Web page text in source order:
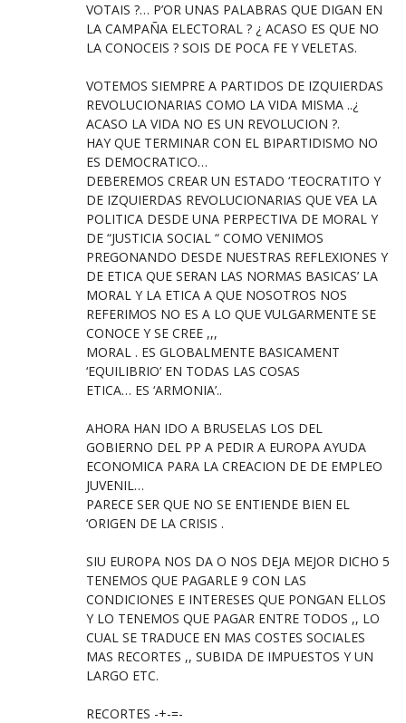
VOTAIS ?… P’OR UNAS PALABRAS QUE DIGAN EN
LA CAMPAÑA ELECTORAL ? ¿ ACASO ES QUE NO
LA CONOCEIS ? SOIS DE POCA FE Y VELETAS.
VOTEMOS SIEMPRE A PARTIDOS DE IZQUIERDAS
REVOLUCIONARIAS COMO LA VIDA MISMA ..¿
ACASO LA VIDA NO ES UN REVOLUCION ?.
HAY QUE TERMINAR CON EL BIPARTIDISMO NO
ES DEMOCRATICO…
DEBEREMOS CREAR UN ESTADO ‘TEOCRATITO Y
DE IZQUIERDAS REVOLUCIONARIAS QUE VEA LA
POLITICA DESDE UNA PERPECTIVA DE MORAL Y
DE “JUSTICIA SOCIAL “ COMO VENIMOS
PREGONANDO DESDE NUESTRAS REFLEXIONES Y
DE ETICA QUE SERAN LAS NORMAS BASICAS’ LA
MORAL Y LA ETICA A QUE NOSOTROS NOS
REFERIMOS NO ES A LO QUE VULGARMENTE SE
CONOCE Y SE CREE ,,,
MORAL . ES GLOBALMENTE BASICAMENT
‘EQUILIBRIO’ EN TODAS LAS COSAS
ETICA… ES ‘ARMONIA’..
AHORA HAN IDO A BRUSELAS LOS DEL
GOBIERNO DEL PP A PEDIR A EUROPA AYUDA
ECONOMICA PARA LA CREACION DE DE EMPLEO
JUVENIL…
PARECE SER QUE NO SE ENTIENDE BIEN EL
‘ORIGEN DE LA CRISIS .
SIU EUROPA NOS DA O NOS DEJA MEJOR DICHO 5
TENEMOS QUE PAGARLE 9 CON LAS
CONDICIONES E INTERESES QUE PONGAN ELLOS
Y LO TENEMOS QUE PAGAR ENTRE TODOS ,, LO
CUAL SE TRADUCE EN MAS COSTES SOCIALES
MAS RECORTES ,, SUBIDA DE IMPUESTOS Y UN
LARGO ETC.
RECORTES -+-=-